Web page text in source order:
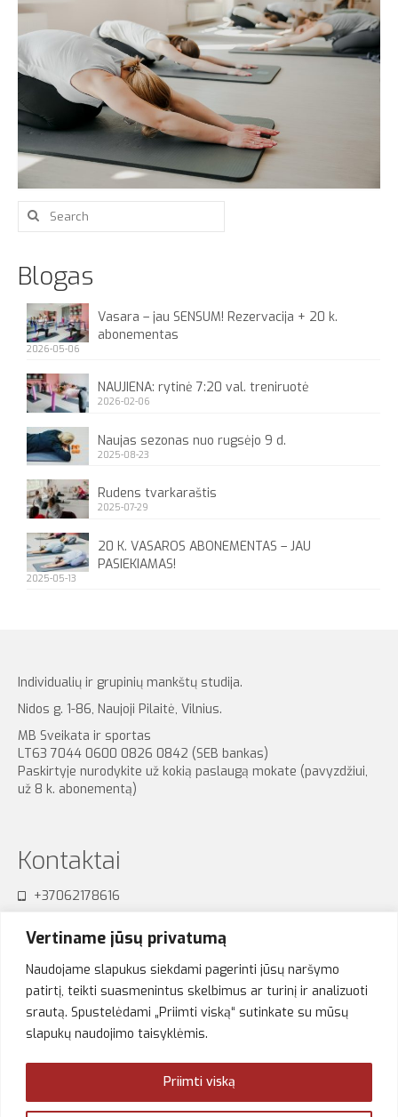
Vertiname jūsų privatumą
Naudojame slapukus siekdami pagerinti jūsų naršymo
patirtį, teikti suasmenintus skelbimus ar turinį ir analizuoti
srautą. Spustelėdami „Priimti viską“ sutinkate su mūsų
slapukų naudojimo taisyklėmis.
Priimti viską
Search
for:
Blogas
Vasara – jau SENSUM! Rezervacija + 20 k.
abonementas
2026-05-06
NAUJIENA: rytinė 7:20 val. treniruotė
2026-02-06
Naujas sezonas nuo rugsėjo 9 d.
2025-08-23
Rudens tvarkaraštis
2025-07-29
20 K. VASAROS ABONEMENTAS – JAU
PASIEKIAMAS!
2025-05-13
Individualių ir grupinių mankštų studija.
Nidos g. 1-86, Naujoji Pilaitė, Vilnius.
MB Sveikata ir sportas
LT63 7044 0600 0826 0842 (SEB bankas)
Paskirtyje nurodykite už kokią paslaugą mokate (pavyzdžiui,
už 8 k. abonementą)
Kontaktai
+37062178616
Akimirkos